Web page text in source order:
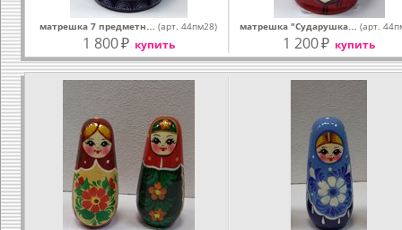
матрешка 7 предметн… (арт. 44пм28)
1 800₽ купить
матрешка "Сударушка… (арт.
1 200₽ купить